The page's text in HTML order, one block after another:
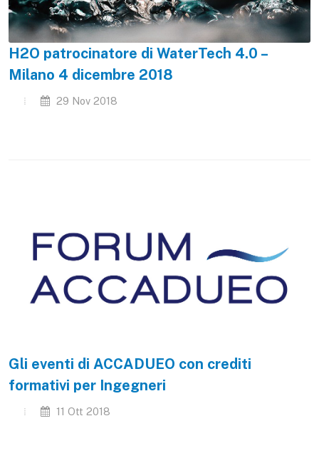
H2O patrocinatore di WaterTech 4.0 –
Milano 4 dicembre 2018
29 Nov 2018
Gli eventi di ACCADUEO con crediti
formativi per Ingegneri
11 Ott 2018